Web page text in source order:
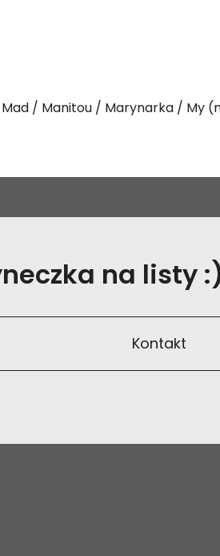
Mad Manitou Marynarka My
na listy
Kontakt